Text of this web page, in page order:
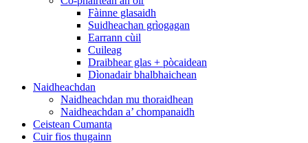
Fàinne glasaidh
Suidheachan grìogagan
Earrann cùil
Cuileag
Draibhear glas + pòcaidean
Dìonadair bhalbhaichean
Naidheachdan
Naidheachdan mu thoraidhean
Naidheachdan a’ chompanaidh
Ceistean Cumanta
Cuir fios thugainn